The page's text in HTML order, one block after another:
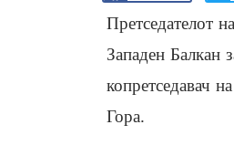
Претседателот
Западен Балкан
копретседавач
Гора.